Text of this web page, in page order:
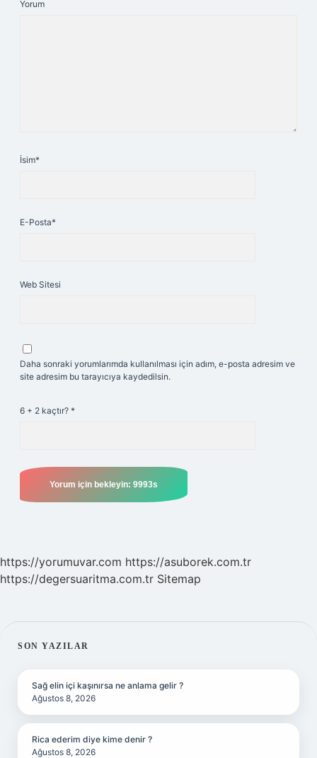
Yorum
İsim*
E-Posta*
Web Sitesi
Daha sonraki yorumlarımda kullanılması için adım, e-posta adresim ve
site adresim bu tarayıcıya kaydedilsin.
6 + 2 kaçtır? *
https://yorumuvar.com https://asuborek.com.tr
https://degersuaritma.com.tr Sitemap
SIDEBAR
SON YAZILAR
Sağ elin içi kaşınırsa ne anlama gelir ?
Ağustos 8, 2026
Rica ederim diye kime denir ?
Ağustos 8, 2026